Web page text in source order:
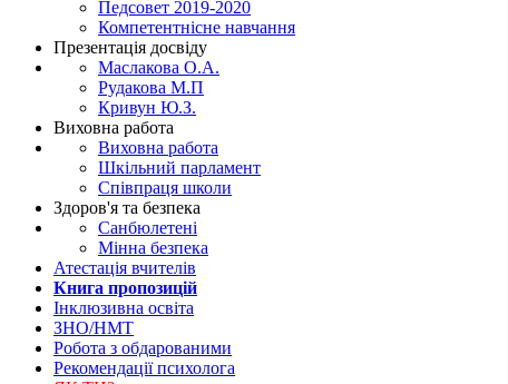
Педсовет 2019-2020
Компетентнісне навчання
Презентація досвіду
Маслакова О.А.
Рудакова М.П
Кривун Ю.З.
Виховна работа
Виховна работа
Шкільний парламент
Співпраця школи
Здоров'я та безпека
Санбюлетені
Мінна безпека
Атестація вчителів
Книга пропозицій
Інклюзивна освіта
ЗНО/НМТ
Робота з обдарованими
Рекомендації психолога